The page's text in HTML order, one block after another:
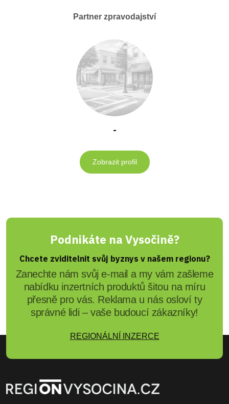
Partner zpravodajství
-
Zobrazit profil
Podnikáte na Vysočině?
Chcete zviditelnit svůj byznys v našem regionu?
Zanechte nám svůj e-mail a my vám zašleme
nabídku inzertních produktů šitou na míru
přesně pro vás. Reklama u nás osloví ty
správné lidi – vaše budoucí zákazníky!
REGIONÁLNÍ INZERCE